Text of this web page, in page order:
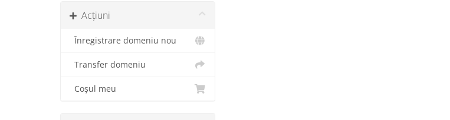
Acțiuni
Înregistrare domeniu nou
Transfer domeniu
Coșul meu